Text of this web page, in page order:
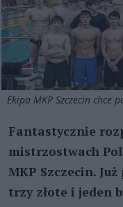
Ekipa MKP Szczecin chce
Fantastycznie
mistrzostwach
MKP Szczecin.
trzy złote i jeden